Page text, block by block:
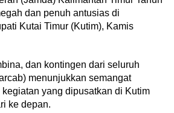
dan penuh antusias di
Kutai Timur (Kutim), Kamis
dan kontingen dari seluruh
menunjukkan semangat
yang dipusatkan di Kutim
ke depan.